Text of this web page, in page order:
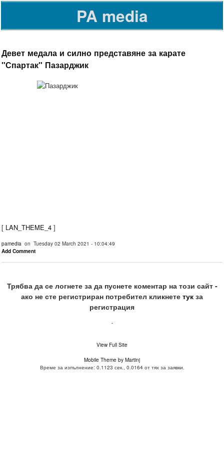
PA media
Девет медала и силно представяне за карате
"Спартак" Пазарджик
[ LAN_THEME_4 ]
pamedia on Tuesday 02 March 2021 - 10:04:49
Add Comment
Трябва да се логнете за да пуснете коментар на този сайт -
ако не сте регистриран потребител кликнете тук за
регистрация
.
View Full Site
Mobile Theme by Martinj
Време за изпълнение: 0.1123 сек., 0.0164 от тях за заявки.